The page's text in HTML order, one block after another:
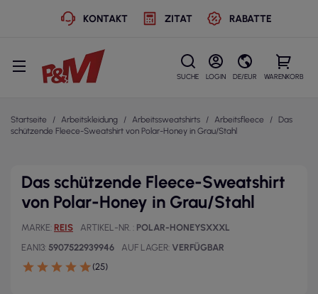
KONTAKT ZITAT RABATTE
SUCHE LOGIN DE/EUR WARENKORB
Startseite Arbeitskleidung Arbeitssweatshirts Arbeitsfleece
Das
schützende Fleece-Sweatshirt von Polar-Honey in Grau/Stahl
Das schützende Fleece-Sweatshirt
von Polar-Honey in Grau/Stahl
MARKE REIS ARTIKEL-NR. POLAR-HONEYSXXXL
EAN13 5907522939946 AUF LAGER VERFÜGBAR
(25)